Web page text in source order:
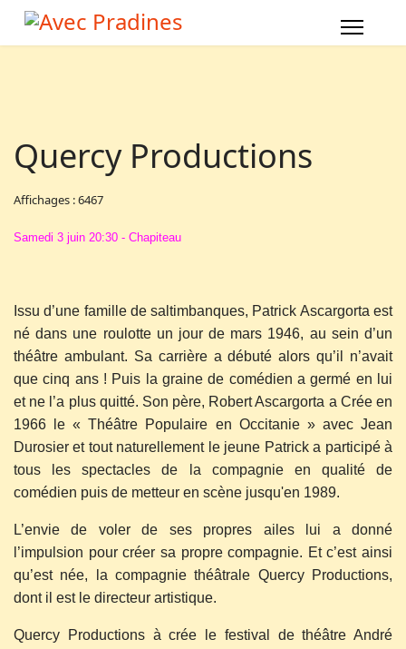
Quercy Productions
Affichages : 6467
Samedi 3 juin 20:30 - Chapiteau
Issu d’une famille de saltimbanques, Patrick Ascargorta est
né dans une roulotte un jour de mars 1946, au sein d’un
théâtre ambulant. Sa carrière a débuté alors qu’il n’avait
que cinq ans ! Puis la graine de comédien a germé en lui
et ne l’a plus quitté. Son père, Robert Ascargorta a Crée en
1966 le « Théâtre Populaire en Occitanie » avec Jean
Durosier et tout naturellement le jeune Patrick a participé à
tous les spectacles de la compagnie en qualité de
comédien puis de metteur en scène jusqu'en 1989.
L’envie de voler de ses propres ailes lui a donné
l’impulsion pour créer sa propre compagnie. Et c’est ainsi
qu’est née, la compagnie théâtrale Quercy Productions,
dont il est le directeur artistique.
Quercy Productions à crée le festival de théâtre André